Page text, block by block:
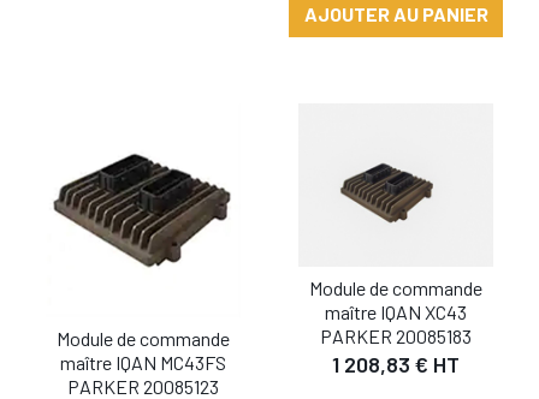
AJOUTER AU PANIER
Module de commande
maître IQAN MC43FS
PARKER 20085123
Module de commande
maître IQAN XC43
PARKER 20085183
1 208,83 € HT